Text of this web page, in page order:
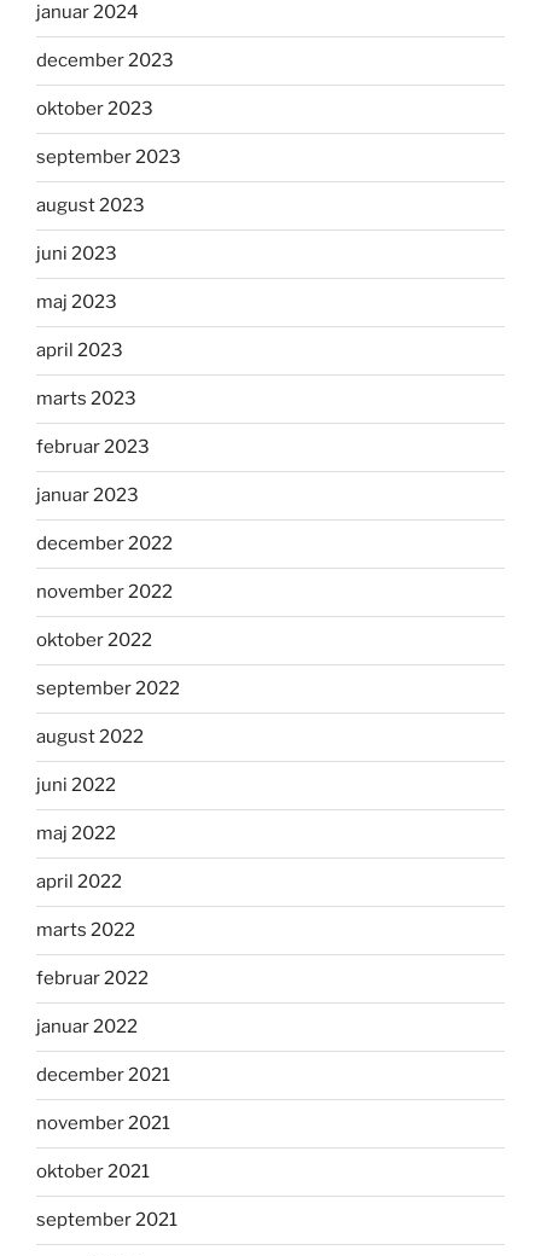
januar 2024
december 2023
oktober 2023
september 2023
august 2023
juni 2023
maj 2023
april 2023
marts 2023
februar 2023
januar 2023
december 2022
november 2022
oktober 2022
september 2022
august 2022
juni 2022
maj 2022
april 2022
marts 2022
februar 2022
januar 2022
december 2021
november 2021
oktober 2021
september 2021